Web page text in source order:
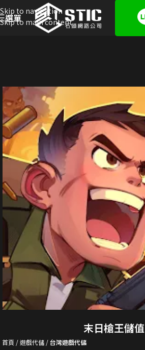
Skip to navigation
Skip to main content
選單
末日槍王儲值
首頁 遊戲代儲 台灣遊戲代儲